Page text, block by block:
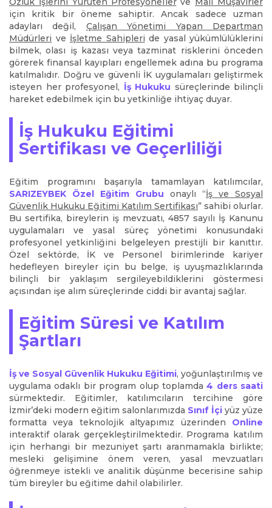
için kritik bir öneme sahiptir. Ancak sadece uzman
adayları değil, Çalışan Yönetimi Yapan Departman
Müdürleri ve İşletme Sahipleri de yasal yükümlülüklerini
bilmek, olası iş kazası veya tazminat risklerini önceden
görerek finansal kayıpları engellemek adına bu programa
katılmalıdır. Doğru ve güvenli İK uygulamaları geliştirmek
isteyen her profesyonel, İş Hukuku süreçlerinde bilinçli
hareket edebilmek için bu yetkinliğe ihtiyaç duyar.
İş Hukuku Eğitimi
Sertifikası ve Geçerliliği
Eğitim programını başarıyla tamamlayan katılımcılar,
SARIZEYBEK Özel Eğitim Grubu onaylı “İş ve Sosyal
Güvenlik Hukuku Eğitimi Katılım Sertifikası” sahibi olurlar.
Bu sertifika, bireylerin iş mevzuatı, 4857 sayılı İş Kanunu
uygulamaları ve yasal süreç yönetimi konusundaki
profesyonel yetkinliğini belgeleyen prestijli bir kanıttır.
Özel sektörde, İK ve Personel birimlerinde kariyer
hedefleyen bireyler için bu belge, iş uyuşmazlıklarında
bilinçli bir yaklaşım sergileyebildiklerini göstermesi
açısından işe alım süreçlerinde ciddi bir avantaj sağlar.
Eğitim Süresi ve Katılım
Şartları
İş ve Sosyal Güvenlik Hukuku Eğitimi, yoğunlaştırılmış ve
uygulama odaklı bir program olup toplamda4 ders saati
sürmektedir. Eğitimler, katılımcıların tercihine göre
İzmir’deki modern eğitim salonlarımızda Sınıf İçi yüz yüze
formatta veya teknolojik altyapımız üzerinden Online
interaktif olarak gerçekleştirilmektedir. Programa katılım
için herhangi bir mezuniyet şartı aranmamakla birlikte;
mesleki gelişimine önem veren, yasal mevzuatları
öğrenmeye istekli ve analitik düşünme becerisine sahip
tüm bireyler bu eğitime dahil olabilirler.